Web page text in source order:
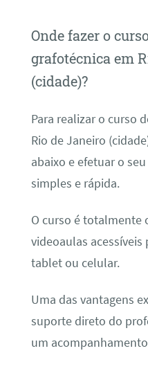
Onde fazer o
grafotécnica em
(cidade)?
Para realizar o curso
Rio de Janeiro
abaixo e efetuar o
simples e rápida.
O curso é totalmente
videoaulas
tablet ou celular.
Uma das vantagens
suporte direto do
um